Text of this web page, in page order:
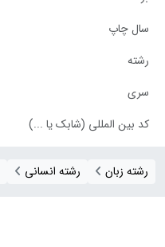
سال چاپ
رشته
سری
کد بین المللی (شابک یا ...)
رشته زبان رشته انسانی